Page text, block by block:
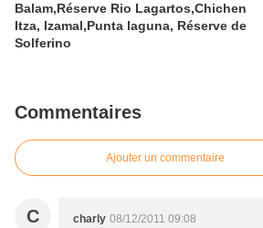
Balam,Réserve Rio Lagartos,Chichen
Itza, Izamal,Punta laguna, Réserve de
Solferino
Commentaires
Ajouter un commentaire
C charly 08/12/2011 09:08